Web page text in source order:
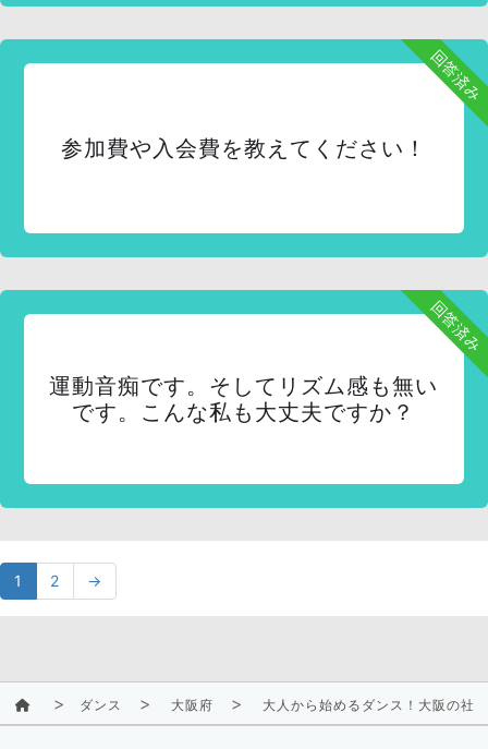
回答済み
参加費や入会費を教えてください！
回答済み
運動音痴です。そしてリズム感も無い
です。こんな私も大丈夫ですか？
1 2 →
ダンス 大阪府 大人から始めるダンス！大阪の社